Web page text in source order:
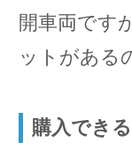
開車両です
ットがある
購入でき